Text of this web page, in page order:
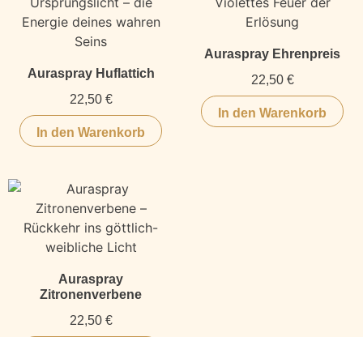
Auraspray Huflattich
22,50 €
In den Warenkorb
Auraspray Ehrenpreis
22,50 €
In den Warenkorb
Auraspray
Zitronenverbene
22,50 €